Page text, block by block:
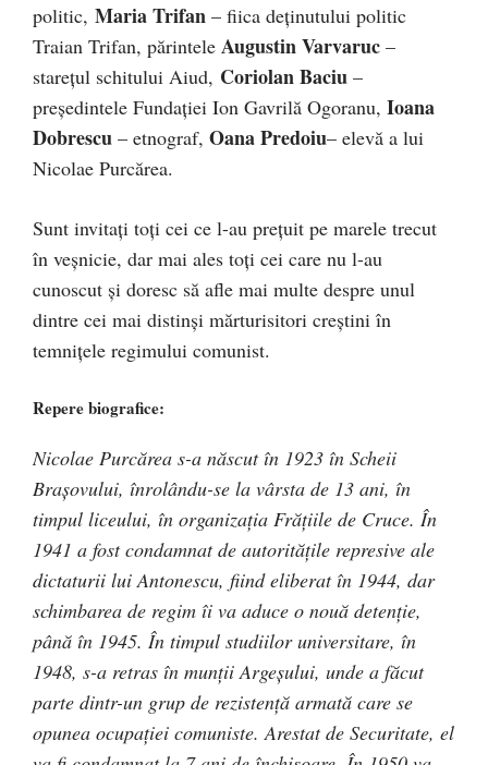
politic, Maria Trifan – fiica deţinutului politic
Traian Trifan, părintele Augustin Varvaruc –
stareţul schitului Aiud, Coriolan Baciu –
preşedintele Fundaţiei Ion Gavrilă Ogoranu, Ioana
Dobrescu – etnograf, Oana Predoiu– elevă a lui
Nicolae Purcărea.
Sunt invitaţi toţi cei ce l-au preţuit pe marele trecut
în veşnicie, dar mai ales toţi cei care nu l-au
cunoscut şi doresc să afle mai multe despre unul
dintre cei mai distinşi mărturisitori creştini în
temniţele regimului comunist.
Repere biografice:
Nicolae Purcărea s-a născut în 1923 în Scheii
Braşovului, înrolându-se la vârsta de 13 ani, în
timpul liceului, în organizaţia Frăţiile de Cruce. În
1941 a fost condamnat de autorităţile represive ale
dictaturii lui Antonescu, fiind eliberat în 1944, dar
schimbarea de regim îi va aduce o nouă detenţie,
până în 1945. În timpul studiilor universitare, în
1948, s-a retras în munţii Argeşului, unde a făcut
parte dintr-un grup de rezistenţă armată care se
opunea ocupaţiei comuniste. Arestat de Securitate, el